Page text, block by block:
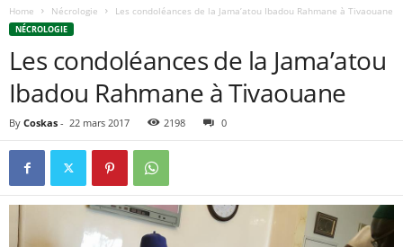
Home Nécrologie Les condoléances de la Jama’atou Ibadou Rahmane à Tivaouane
NÉCROLOGIE
Les condoléances de la Jama’atou
Ibadou Rahmane à Tivaouane
By Coskas - 22 mars 2017 2198 0